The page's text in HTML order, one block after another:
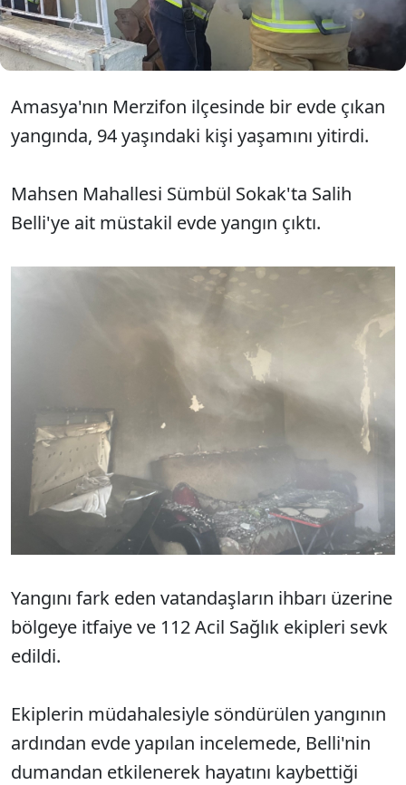
Amasya'nın Merzifon ilçesinde bir evde çıkan
yangında, 94 yaşındaki kişi yaşamını yitirdi.
Mahsen Mahallesi Sümbül Sokak'ta Salih
Belli'ye ait müstakil evde yangın çıktı.
Yangını fark eden vatandaşların ihbarı üzerine
bölgeye itfaiye ve 112 Acil Sağlık ekipleri sevk
edildi.
Ekiplerin müdahalesiyle söndürülen yangının
ardından evde yapılan incelemede, Belli'nin
dumandan etkilenerek hayatını kaybettiği